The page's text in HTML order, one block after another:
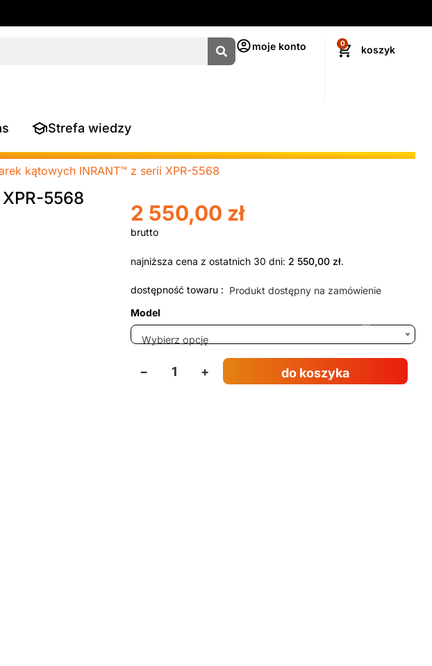
moje konto 0
Strefa wiedzy
kątowych INRANT™ z serii XPR-5568
5568
2 550,00 zł
najniższa cena z ostatnich 30 dni: 2 550,00 zł.
dostępność towaru : Produkt dostępny na zamówienie
Model
Wybierz opcję
− + do koszyka